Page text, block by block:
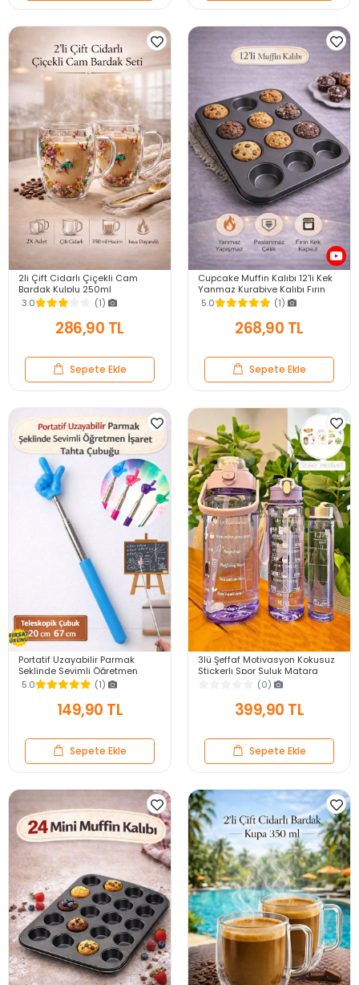
2li Çift Cidarlı Çiçekli Cam
Bardak Kulplu 250ml
Kurutulmuş Flower Meşrubat El
Yapımı Kahve Bardağı
3.0 (1)
286,90 TL
Sepete Ekle
Cupcake Muffin Kalıbı 12'li Kek
Yanmaz Kurabiye Kalıbı Fırın
Çörek Kapsül Tepsisi
Paslanmaz Siyah
5.0 (1)
268,90 TL
Sepete Ekle
Portatif Uzayabilir Parmak
Şeklinde Sevimli Öğretmen
İşaret Tahta Çubuğu Teleskopik
Çubuk 20cm 67cm
5.0 (1)
149,90 TL
Sepete Ekle
3lü Şeffaf Motivasyon Kokusuz
Stickerlı Spor Suluk Matara
Pipetli Taşınabilir Su Şişesi Soft
(0)
399,90 TL
Sepete Ekle